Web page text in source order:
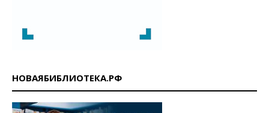
НОВАЯБИБЛИОТЕКА.РФ